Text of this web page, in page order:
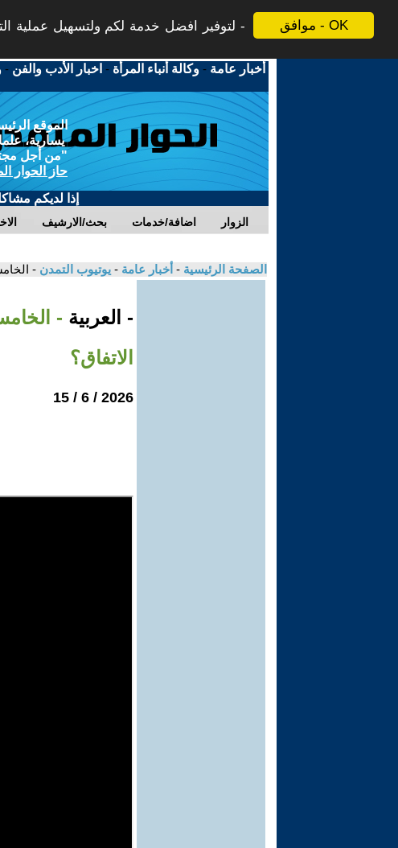
موافق - OK
لتوفير افضل خدمة لكم ولتسهيل عملية
أخبار عامة -وكالة أنباء المرأة - اخبار الأدب والفن -
الموقع
يسارية،
"من أجل
حاز الحوار
إذا لديكم
بحث/الارشيف اضافة/خدمات الزوار
الصفحة الرئيسية - أخبار عامة - يوتيوب التمدن -
- العربية -
الاتفاق؟
2026 / 6 / 15